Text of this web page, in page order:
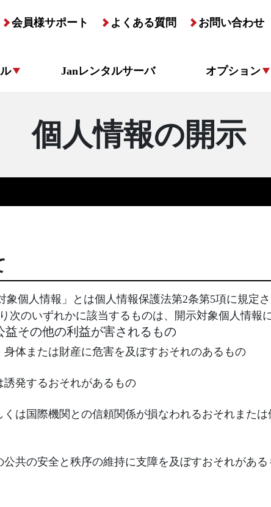
会員様サポート よくある質問 お問い合わせ
Janレンタルサーバ オプション
個人情報の開示
個人情報」とは個人情報保護法第2条第5項に規定
次のいずれかに該当するものは、開示対象個人情報
その他の利益が害されるもの
体または財産に危害を及ぼすおそれのあるもの
発するおそれがあるもの
は国際機関との信頼関係が損なわれるおそれまた
共の安全と秩序の維持に支障を及ぼすおそれがある